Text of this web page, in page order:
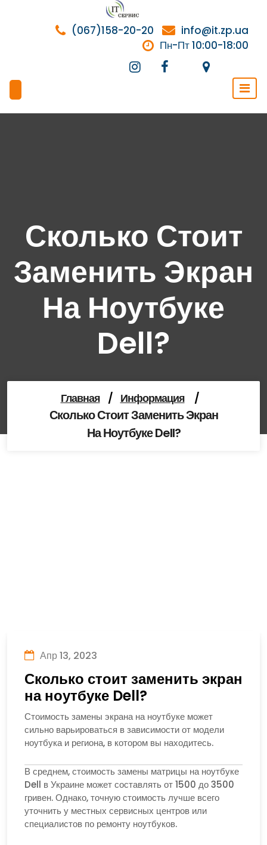
содержимому
info@it.zp.ua
(067)158-20-20
Пн-Пт 10:00-18:00
Сколько Стоит
Заменить Экран
На Ноутбуке
Dell?
Главная / Информация /
Сколько Стоит Заменить Экран
На Ноутбуке Dell?
Апр 13, 2023
Сколько стоит заменить экран
на ноутбуке Dell?
Стоимость замены экрана на ноутбуке может
сильно варьироваться в зависимости от модели
ноутбука и региона, в котором вы находитесь.
В среднем, стоимость замены матрицы на ноутбуке
Dell в Украине может составлять от 1500 до 3500
гривен. Однако, точную стоимость лучше всего
уточнить у местных сервисных центров или
специалистов по ремонту ноутбуков.